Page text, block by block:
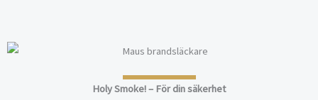
Holy Smoke! – För din säkerhet